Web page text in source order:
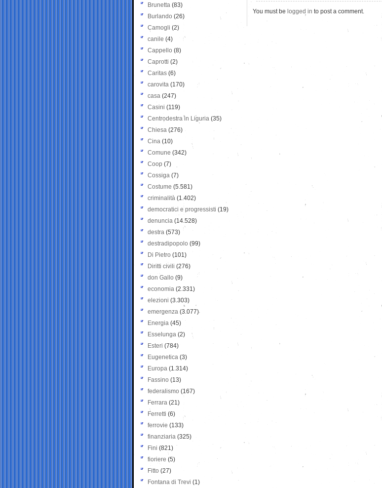
You must be logged in to post a comment.
Brunetta (83)
Burlando (26)
Camogli (2)
canile (4)
Cappello (8)
Caprotti (2)
Caritas (6)
carovita (170)
casa (247)
Casini (119)
Centrodestra in Liguria (35)
Chiesa (276)
Cina (10)
Comune (342)
Coop (7)
Cossiga (7)
Costume (5.581)
criminalità (1.402)
democratici e progressisti (19)
denuncia (14.528)
destra (573)
destradipopolo (99)
Di Pietro (101)
Diritti civili (276)
don Gallo (9)
economia (2.331)
elezioni (3.303)
emergenza (3.077)
Energia (45)
Esselunga (2)
Esteri (784)
Eugenetica (3)
Europa (1.314)
Fassino (13)
federalismo (167)
Ferrara (21)
Ferretti (6)
ferrovie (133)
finanziaria (325)
Fini (821)
fioriere (5)
Fitto (27)
Fontana di Trevi (1)